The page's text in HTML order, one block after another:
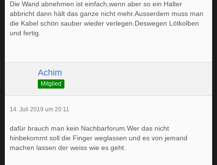
Die Wand abnehmen ist einfach,wenn aber so ein Halter
abbricht dann hält das ganze nicht mehr.Ausserdem muss man
die Kabel schön sauber wieder verlegen.Deswegen Lötkolben
und fertig.
Achim
Mitglied
14. Juli 2019 um 20:11
dafür brauch man kein Nachbarforum.Wer das nicht
hinbekommt soll die Finger weglassen und es von jemand
machen lassen der weiss wie es geht.